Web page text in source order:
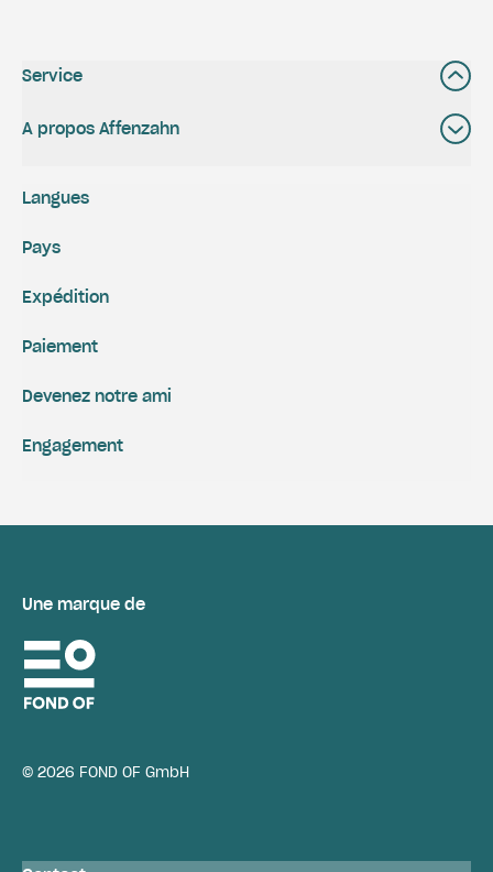
Service
A propos Affenzahn
Expédition
Paiement
Engagement
Devenez notre ami
Langues
Pays
Une marque de
© 2026 FOND OF GmbH